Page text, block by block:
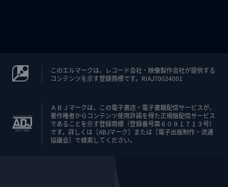
このエルマークは、レコード会社・映像製作会社が提供する
コンテンツを示す登録商標です。RIAJ70024001
ＡＢＪマークは、この電子書店・電子書籍配信サービスが、
著作権者からコンテンツ使用許諾を得た正規版配信サービス
であることを示す登録商標（登録番号第６０９１７１３号）
です。詳しくは［ABJマーク］または［電子出版制作・流通
協議会］で検索してください。